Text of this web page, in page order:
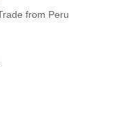
from Peru